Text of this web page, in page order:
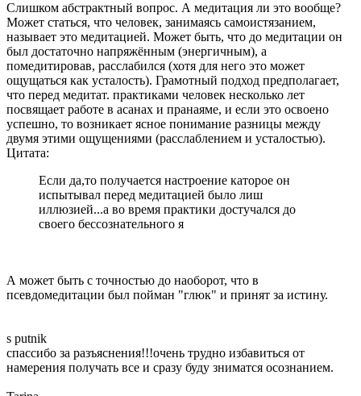
Слишком абстрактный вопрос. А медитация ли это вообще?
Может статься, что человек, занимаясь самоистязанием,
называет это медитацией. Может быть, что до медитации он
был достаточно напряжённым (энергичным), а
помедитировав, расслабился (хотя для него это может
ощущаться как усталость). Грамотный подход предполагает,
что перед медитат. практиками человек несколько лет
посвящает работе в асанах и пранаяме, и если это освоено
успешно, то возникает ясное понимание разницы между
двумя этими ощущениями (расслаблением и усталостью).
Цитата:
Если да,то получается настроение каторое он
испытывал перед медитацией было лиш
иллюзией...а во время практики достучался до
своего бессознательного я
А может быть с точностью до наоборот, что в
псевдомедитации был пойман "глюк" и принят за истину.
s putnik
спассибо за разъяснения!!!очень трудно избавиться от
намерения получать все и сразу буду зниматся осознанием.